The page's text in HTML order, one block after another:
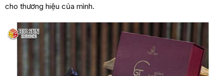
cho thương hiệu của mình.